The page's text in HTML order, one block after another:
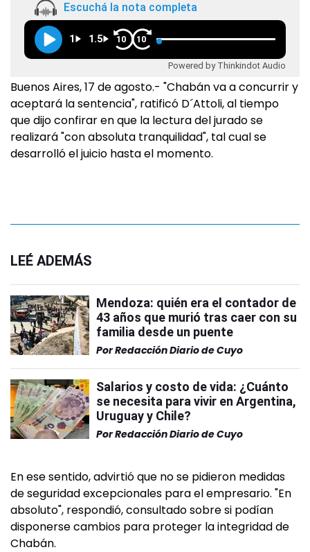
Escuchá la nota completa
1 1.5 10 10
Powered by Thinkindot Audio
Buenos Aires, 17 de agosto.- "Chabán va a concurrir y
aceptará la sentencia", ratificó D´Attoli, al tiempo
que dijo confirar en que la lectura del jurado se
realizará "con absoluta tranquilidad", tal cual se
desarrolló el juicio hasta el momento.
LEÉ ADEMÁS
Mendoza: quién era el contador de
43 años que murió tras caer con su
familia desde un puente
PorRedacción Diario de Cuyo
Salarios y costo de vida: ¿Cuánto
se necesita para vivir en Argentina,
Uruguay y Chile?
PorRedacción Diario de Cuyo
En ese sentido, advirtió que no se pidieron medidas
de seguridad excepcionales para el empresario. "En
absoluto", respondió, consultado sobre si podían
disponerse cambios para proteger la integridad de
Chabán.